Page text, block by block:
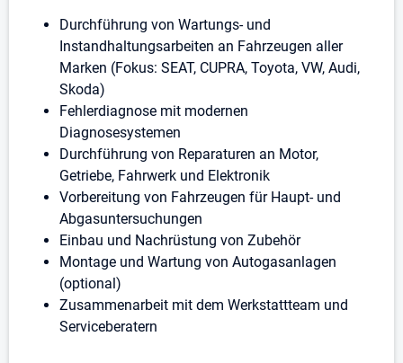
Durchführung von Wartungs- und
Instandhaltungsarbeiten an Fahrzeugen aller
Marken (Fokus: SEAT, CUPRA, Toyota, VW, Audi,
Skoda)
Fehlerdiagnose mit modernen
Diagnosesystemen
Durchführung von Reparaturen an Motor,
Getriebe, Fahrwerk und Elektronik
Vorbereitung von Fahrzeugen für Haupt- und
Abgasuntersuchungen
Einbau und Nachrüstung von Zubehör
Montage und Wartung von Autogasanlagen
(optional)
Zusammenarbeit mit dem Werkstattteam und
Serviceberatern